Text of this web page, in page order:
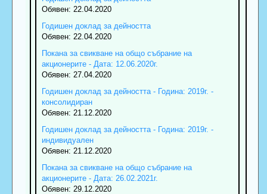
Обявен: 22.04.2020
Годишен доклад за дейността
Обявен: 22.04.2020
Покана за свикване на общо събрание на
акционерите - Дата: 12.06.2020г.
Обявен: 27.04.2020
Годишен доклад за дейността - Година: 2019г. -
консолидиран
Обявен: 21.12.2020
Годишен доклад за дейността - Година: 2019г. -
индивидуален
Обявен: 21.12.2020
Покана за свикване на общо събрание на
акционерите - Дата: 26.02.2021г.
Обявен: 29.12.2020